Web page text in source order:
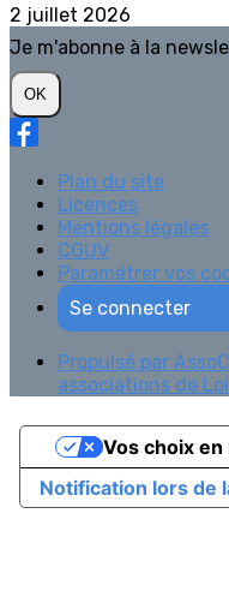
2 juillet 2026
Je m'abonne à la
OK
Plan du site
Licences
Mentions légales
CGUV
Paramétrer vos
Se connecter
Propulsé par
associations de
Notification lors de
Vos choix